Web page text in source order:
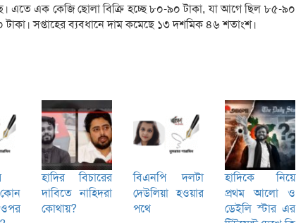
এতে এক কেজি ছোলা বিক্রি হচ্ছে ৮০-৯০ টাকা, যা আগে ছিল ৮৫-৯০
সপ্তাহের ব্যবধানে দাম কমেছে ১৩ দশমিক ৪৬ শতাংশ।
হাদির বিচারের
দাবিতে নাহিদরা
কোথায়?
বিএনপি দলটা
দেউলিয়া হওয়ার
পথে
হাদিকে নিয়ে
প্রথম আলো ও
ডেইলি স্টার এর